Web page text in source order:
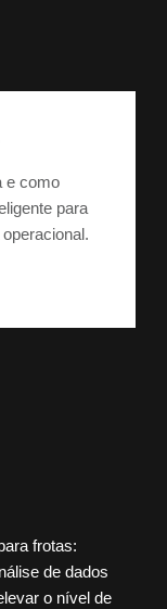
e como
para
frotas:
de dados
o nível de